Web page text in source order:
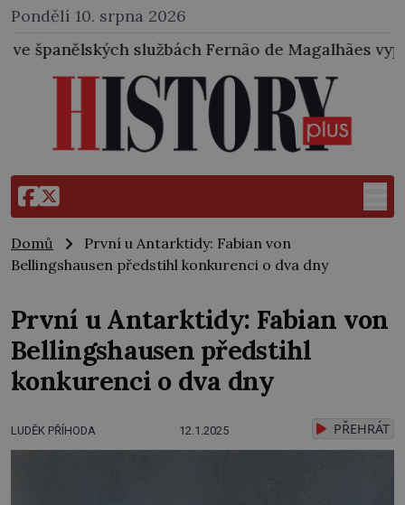
Pondělí 10. srpna 2026
Fernão de Magalhães vyplul ze Sevilly na
Domů
První u Antarktidy: Fabian von
Bellingshausen předstihl konkurenci o dva dny
První u Antarktidy: Fabian von
Bellingshausen předstihl
konkurenci o dva dny
LUDĚK PŘÍHODA 12.1.2025 PŘEHRÁT